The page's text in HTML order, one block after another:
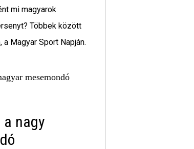
mi magyarok
Többek között
Magyar Sport Napján.
a nagy